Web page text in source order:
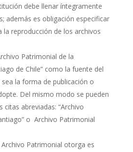
debe llenar íntegramente
además es obligación especificar
la reproducción de los archivos
Patrimonial de la
de Chile” como la fuente del
la forma de publicación o
Del mismo modo se pueden
citas abreviadas: “Archivo
o Archivo Patrimonial
Patrimonial otorga es